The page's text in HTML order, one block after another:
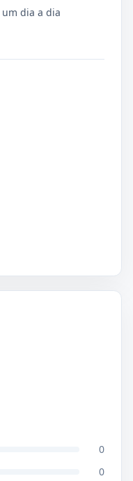
um dia a dia
0
0